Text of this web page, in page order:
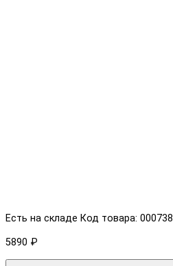
Есть на складе Код товара: 000738
5890 ₽